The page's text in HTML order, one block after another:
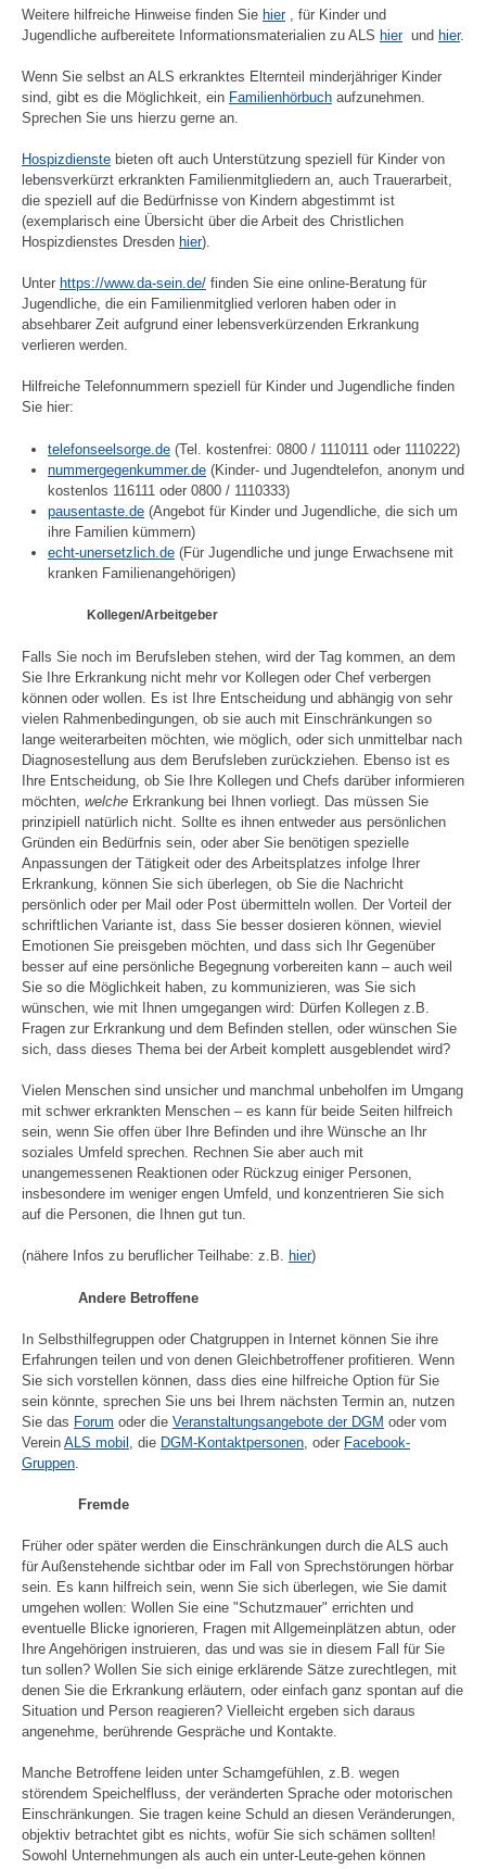
Weitere hilfreiche Hinweise finden Sie hier, für Kinder und
Jugendliche aufbereitete Informationsmaterialien zu ALS hierund hier.
Wenn Sie selbst an ALS erkranktes Elternteil minderjähriger Kinder
sind, gibt es die Möglichkeit, ein Familienhörbuch aufzunehmen.
Sprechen Sie uns hierzu gerne an.
Hospizdienste bieten oft auch Unterstützung speziell für Kinder von
lebensverkürzt erkrankten Familienmitgliedern an, auch Trauerarbeit,
die speziell auf die Bedürfnisse von Kindern abgestimmt ist
(exemplarisch eine Übersicht über die Arbeit des Christlichen
Hospizdienstes Dresden hier).
Unter https://www.da-sein.de/ finden Sie eine online-Beratung für
Jugendliche, die ein Familienmitglied verloren haben oder in
absehbarer Zeit aufgrund einer lebensverkürzenden Erkrankung
verlieren werden.
Hilfreiche Telefonnummern speziell für Kinder und Jugendliche finden
Sie hier:
telefonseelsorge.de (Tel. kostenfrei: 0800 / 1110111 oder 1110222)
nummergegenkummer.de (Kinder- und Jugendtelefon, anonym und
kostenlos 116111 oder 0800 / 1110333)
pausentaste.de (Angebot für Kinder und Jugendliche, die sich um
ihre Familien kümmern)
echt-unersetzlich.de (Für Jugendliche und junge Erwachsene mit
kranken Familienangehörigen)
Kollegen/Arbeitgeber
Falls Sie noch im Berufsleben stehen, wird der Tag kommen, an dem
Sie Ihre Erkrankung nicht mehr vor Kollegen oder Chef verbergen
können oder wollen. Es ist Ihre Entscheidung und abhängig von sehr
vielen Rahmenbedingungen, ob sie auch mit Einschränkungen so
lange weiterarbeiten möchten, wie möglich, oder sich unmittelbar nach
Diagnosestellung aus dem Berufsleben zurückziehen. Ebenso ist es
Ihre Entscheidung, ob Sie Ihre Kollegen und Chefs darüber informieren
möchten, welche Erkrankung bei Ihnen vorliegt. Das müssen Sie
prinzipiell natürlich nicht. Sollte es ihnen entweder aus persönlichen
Gründen ein Bedürfnis sein, oder aber Sie benötigen spezielle
Anpassungen der Tätigkeit oder des Arbeitsplatzes infolge Ihrer
Erkrankung, können Sie sich überlegen, ob Sie die Nachricht
persönlich oder per Mail oder Post übermitteln wollen. Der Vorteil der
schriftlichen Variante ist, dass Sie besser dosieren können, wieviel
Emotionen Sie preisgeben möchten, und dass sich Ihr Gegenüber
besser auf eine persönliche Begegnung vorbereiten kann – auch weil
Sie so die Möglichkeit haben, zu kommunizieren, was Sie sich
wünschen, wie mit Ihnen umgegangen wird: Dürfen Kollegen z.B.
Fragen zur Erkrankung und dem Befinden stellen, oder wünschen Sie
sich, dass dieses Thema bei der Arbeit komplett ausgeblendet wird?
Vielen Menschen sind unsicher und manchmal unbeholfen im Umgang
mit schwer erkrankten Menschen – es kann für beide Seiten hilfreich
sein, wenn Sie offen über Ihre Befinden und ihre Wünsche an Ihr
soziales Umfeld sprechen. Rechnen Sie aber auch mit
unangemessenen Reaktionen oder Rückzug einiger Personen,
insbesondere im weniger engen Umfeld, und konzentrieren Sie sich
auf die Personen, die Ihnen gut tun.
(nähere Infos zu beruflicher Teilhabe: z.B. hier)
Andere Betroffene
In Selbsthilfegruppen oder Chatgruppen in Internet können Sie ihre
Erfahrungen teilen und von denen Gleichbetroffener profitieren. Wenn
Sie sich vorstellen können, dass dies eine hilfreiche Option für Sie
sein könnte, sprechen Sie uns bei Ihrem nächsten Termin an, nutzen
Sie das Forum oder die Veranstaltungsangebote der DGM oder vom
Verein ALS mobil , die DGM-Kontaktpersonen , oder Facebook-
Gruppen
Fremde
Früher oder später werden die Einschränkungen durch die ALS auch
für Außenstehende sichtbar oder im Fall von Sprechstörungen hörbar
sein. Es kann hilfreich sein, wenn Sie sich überlegen, wie Sie damit
umgehen wollen: Wollen Sie eine "Schutzmauer" errichten und
eventuelle Blicke ignorieren, Fragen mit Allgemeinplätzen abtun, oder
Ihre Angehörigen instruieren, das und was sie in diesem Fall für Sie
tun sollen? Wollen Sie sich einige erklärende Sätze zurechtlegen, mit
denen Sie die Erkrankung erläutern, oder einfach ganz spontan auf die
Situation und Person reagieren? Vielleicht ergeben sich daraus
angenehme, berührende Gespräche und Kontakte.
Manche Betroffene leiden unter Schamgefühlen, z.B. wegen
störendem Speichelfluss, der veränderten Sprache oder motorischen
Einschränkungen. Sie tragen keine Schuld an diesen Veränderungen,
objektiv betrachtet gibt es nichts, wofür Sie sich schämen sollten!
Sowohl Unternehmungen als auch ein unter-Leute-gehen können